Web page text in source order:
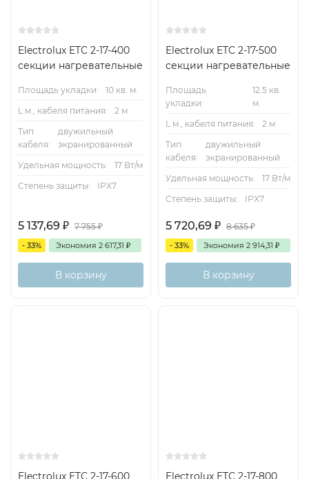
Electrolux ETC 2-17-400
секции нагревательные
Площадь укладки:
10 кв. м.
L м., кабеля питания:
2 м
Тип
кабеля:
двужильный
экранированный
Удельная мощность:
17 Вт/м
Степень защиты:
IPX7
5 137,69 ₽ 7 755₽
- 33% Экономия 2 617,31 ₽
В корзину
Electrolux ETC 2-17-500
секции нагревательные
Площадь
укладки:
12.5 кв.
м.
L м., кабеля питания:
2 м
Тип
кабеля:
двужильный
экранированный
Удельная мощность:
17 Вт/м
Степень защиты:
IPX7
5 720,69 ₽ 8 635₽
- 33% Экономия 2 914,31 ₽
В корзину
Electrolux ETC 2-17-600 Electrolux ETC 2-17-800